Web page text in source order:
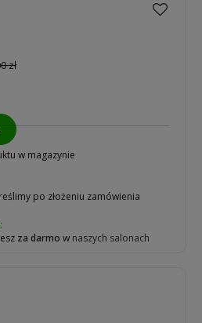
zł
w magazynie
po złożeniu zamówienia
za darmo w naszych salonach